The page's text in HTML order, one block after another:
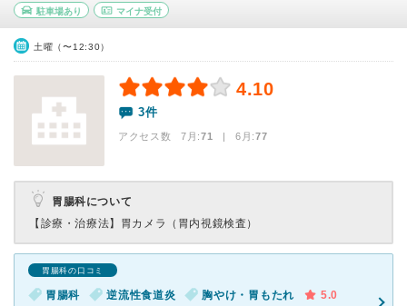
駐車場あり マイナ受付
土曜（〜12:30）
4.10
3件
アクセス数 7月:71 | 6月:77
胃腸科について
【診療・治療法】 胃カメラ（胃内視鏡検査）
胃腸科の口コミ
胃腸科 逆流性食道炎 胸やけ・胃もたれ
5.0